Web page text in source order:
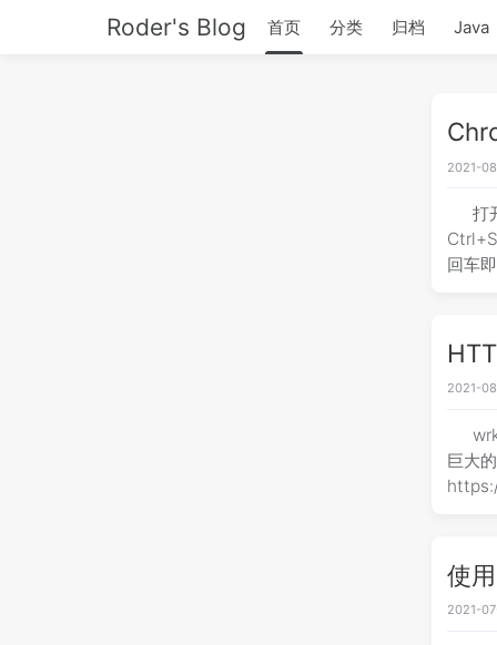
Roder's Blog 首页 分类 归档 Java
2021-
打
回车
2021-
巨大
使
2021-